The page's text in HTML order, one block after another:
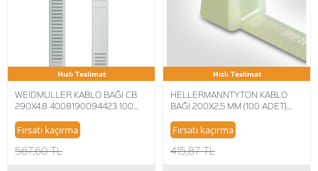
Hızlı Teslimat
WEIDMULLER KABLO BAĞI CB
290X4.8 4008190094423 100
Fırsatı kaçırma
567,60 TL
Hızlı Teslimat
HELLERMANNTYTON KABLO
BAĞI 200X2,5 MM (100 ADET)
Fırsatı kaçırma
415,87 TL